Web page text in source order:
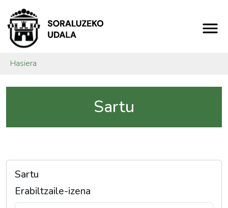
Hasiera
Sartu
Sartu
Erabiltzaile-izena